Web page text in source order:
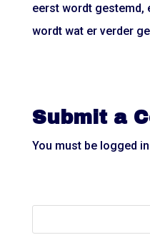
eerst wordt gestemd,
wordt wat er verder
Submit a
You must be logged in